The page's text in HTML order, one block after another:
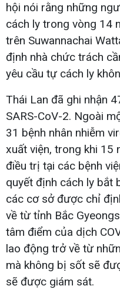
hội nói rằng những
cách ly trong vòng 14
trên Suwannachai
định nhà chức trách
yêu cầu tự cách ly
Thái Lan đã ghi nhận
SARS-CoV-2. Ngoài
31 bệnh nhân nhiễm
xuất viện, trong khi 15
điều trị tại các bệnh
quyết định cách ly bắt
các cơ sở được chỉ
về từ tỉnh Bắc
tâm điểm của dịch
lao động trở về từ
mà không bị sốt sẽ
sẽ được giám sát.